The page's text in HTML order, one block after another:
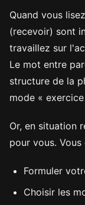
Quand vous
(recevoir) sont
travaillez sur
Le mot entre
structure de la
mode «
Or, en situation
pour vous.
Formuler
Choisir les